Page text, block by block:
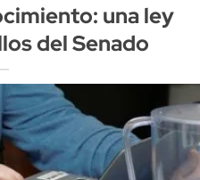
una ley
del Senado